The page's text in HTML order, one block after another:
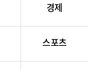
경제
스포츠